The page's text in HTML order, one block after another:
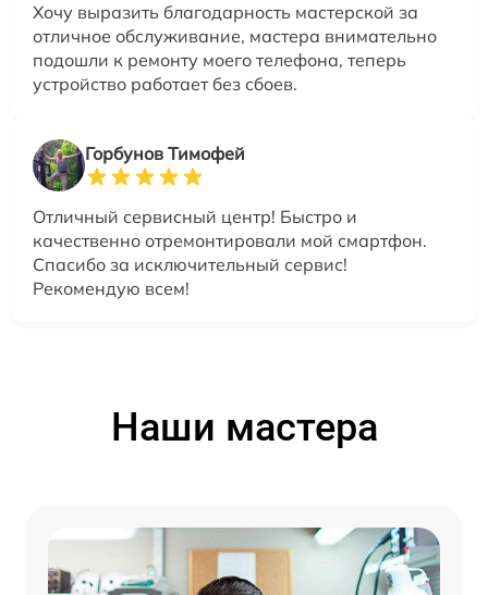
Хочу выразить благодарность мастерской за
отличное обслуживание, мастера внимательно
подошли к ремонту моего телефона, теперь
устройство работает без сбоев.
Горбунов Тимофей
Отличный сервисный центр! Быстро и
качественно отремонтировали мой смартфон.
Спасибо за исключительный сервис!
Рекомендую всем!
Наши мастера